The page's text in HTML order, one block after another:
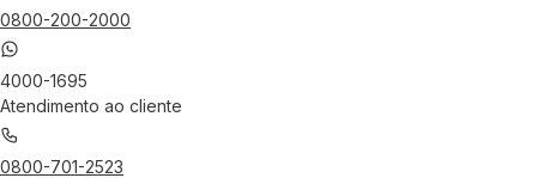
0800-200-2000
4000-1695
Atendimento ao cliente
0800-701-2523